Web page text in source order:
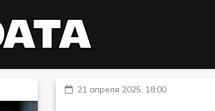
21 апреля 2025, 18:00